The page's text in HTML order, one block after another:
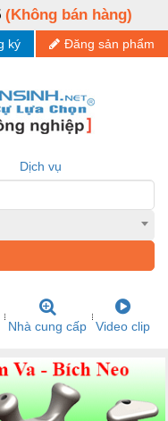
(Không bán hàng)
Đăng sản phẩm
ký
Dịch vụ
Nhà cung cấp Video clip